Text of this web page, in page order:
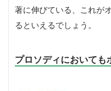
著に伸びている、これが
るといえるでしょう。
プロソディにおいても